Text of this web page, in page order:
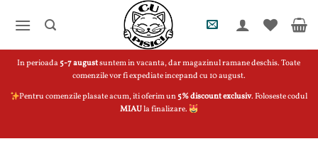
In perioada5-7 augustsuntem in vacanta, dar magazinul ramane deschis. Toate
comenzile vor fi expediate incepand cu 10 august.
Pentru comenzile plasate acum, iti oferim un5% discount exclusiv. Foloseste codul
MIAUla finalizare.